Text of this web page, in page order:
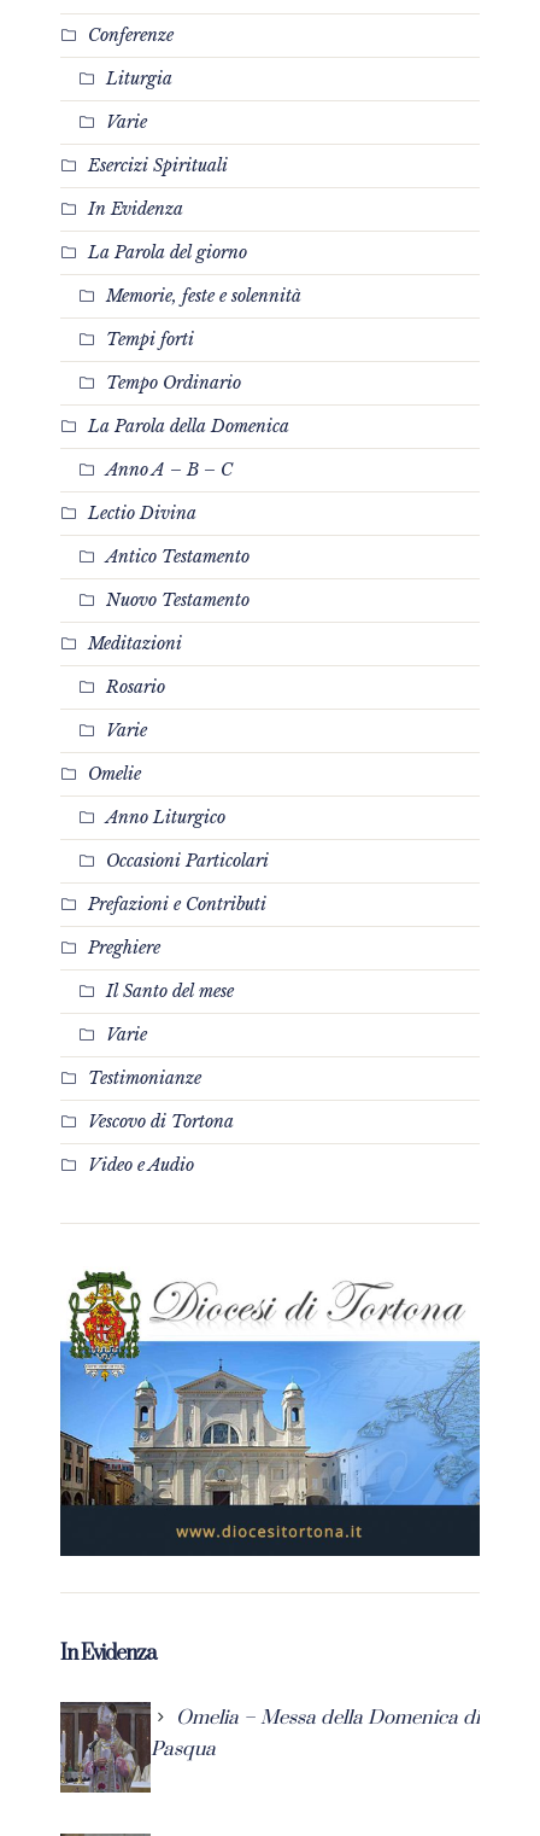
Conferenze
Liturgia
Varie
Esercizi Spirituali
In Evidenza
La Parola del giorno
Memorie, feste e solennità
Tempi forti
Tempo Ordinario
La Parola della Domenica
Anno A – B – C
Lectio Divina
Antico Testamento
Nuovo Testamento
Meditazioni
Rosario
Varie
Omelie
Anno Liturgico
Occasioni Particolari
Prefazioni e Contributi
Preghiere
Il Santo del mese
Varie
Testimonianze
Vescovo di Tortona
Video e Audio
In Evidenza
Omelia – Messa della Domenica di
Pasqua